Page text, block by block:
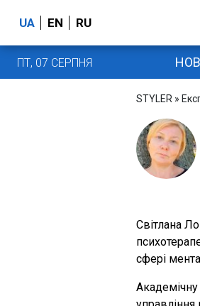
UA EN RU
ПТ, 07 СЕРПНЯ
STYLER »
Світлана
сфері
Академічну